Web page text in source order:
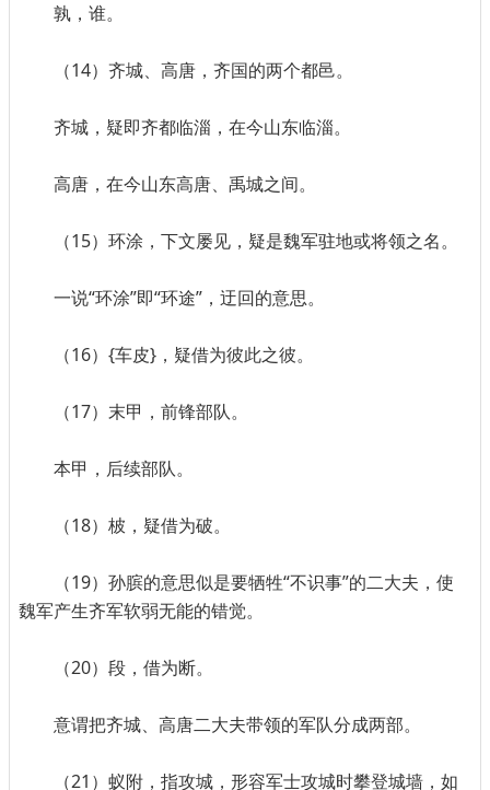
孰，谁。
（14）齐城、高唐，齐国的两个都邑。
齐城，疑即齐都临淄，在今山东临淄。
高唐，在今山东高唐、禹城之间。
（15）环涂，下文屡见，疑是魏军驻地或将领之名。
一说“环涂”即“环途”，迂回的意思。
（16）{车皮}，疑借为彼此之彼。
（17）末甲，前锋部队。
本甲，后续部队。
（18）柀，疑借为破。
（19）孙膑的意思似是要牺牲“不识事”的二大夫，使
魏军产生齐军软弱无能的错觉。
（20）段，借为断。
意谓把齐城、高唐二大夫带领的军队分成两部。
（21）蚁附，指攻城，形容军士攻城时攀登城墙，如